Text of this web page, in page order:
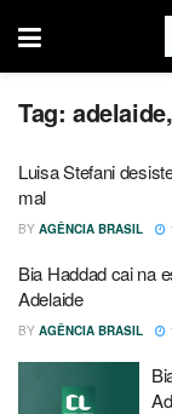
Tag: adelaide,
Luisa Stefani
mal
BY AGÊNCIA BRASIL
Bia Haddad cai na
Adelaide
BY AGÊNCIA BRASIL